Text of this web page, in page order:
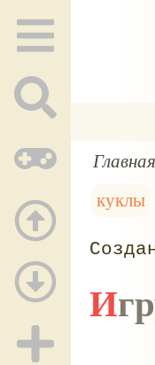
Главная
куклы